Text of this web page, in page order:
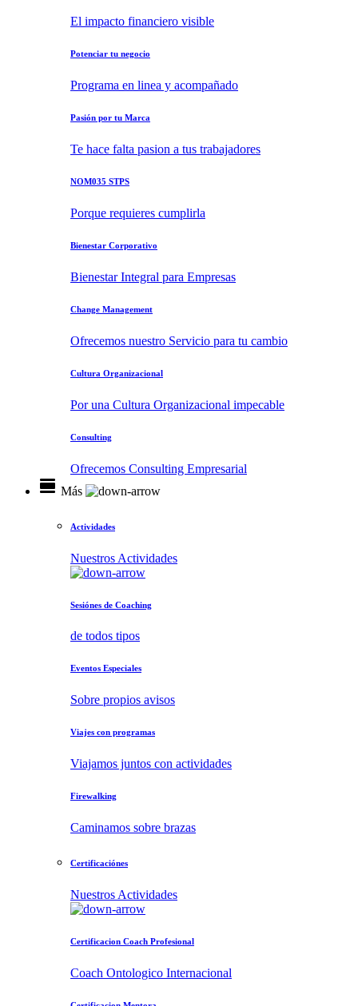
El impacto financiero visible
Potenciar tu negocio
Programa en linea y acompañado
Pasión por tu Marca
Te hace falta pasion a tus trabajadores
NOM035 STPS
Porque requieres cumplirla
Bienestar Corporativo
Bienestar Integral para Empresas
Change Management
Ofrecemos nuestro Servicio para tu cambio
Cultura Organizacional
Por una Cultura Organizacional impecable
Consulting
Ofrecemos Consulting Empresarial
view_day Más
Actividades
Nuestros Actividades
Sesiónes de Coaching
de todos tipos
Eventos Especiales
Sobre propios avisos
Viajes con programas
Viajamos juntos con actividades
Firewalking
Caminamos sobre brazas
Certificaciónes
Nuestros Actividades
Certificacion Coach Profesional
Coach Ontologico Internacional